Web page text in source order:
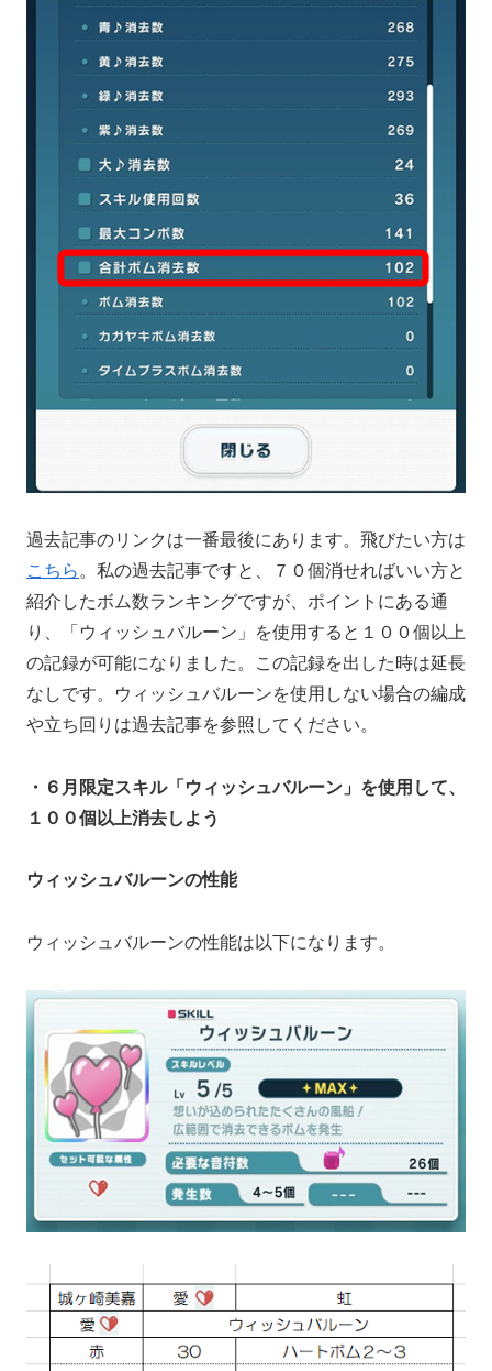
過去記事のリンクは一番最後にあります。飛びたい方は
こちら 。私の過去記事ですと、７０個消せればいい方と
紹介したボム数ランキングですが、ポイントにある通
り、「ウィッシュバルーン」を使用すると１００個以上
の記録が可能になりました。この記録を出した時は延長
なしです。ウィッシュバルーンを使用しない場合の編成
や立ち回りは過去記事を参照してください。
・６月限定スキル「ウィッシュバルーン」を使用して、
１００個以上消去しよう
ウィッシュバルーンの性能
ウィッシュバルーンの性能は以下になります。